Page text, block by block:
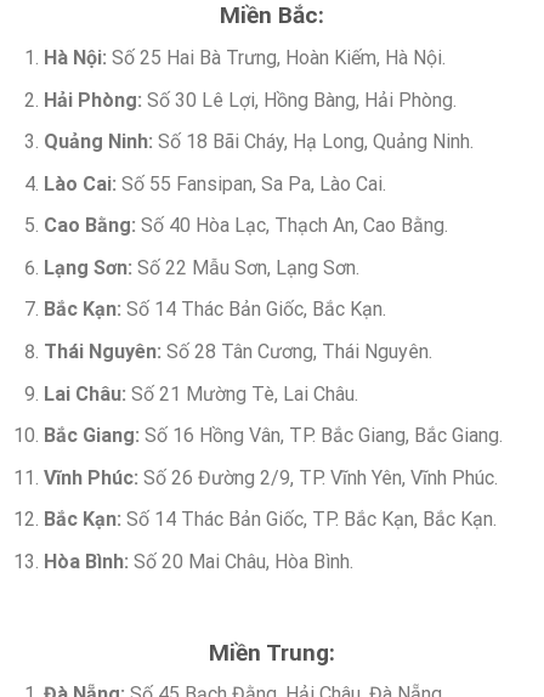
Miền Bắc:
Hà Nội: Số 25 Hai Bà Trưng, Hoàn Kiếm, Hà Nội.
Hải Phòng: Số 30 Lê Lợi, Hồng Bàng, Hải Phòng.
Quảng Ninh: Số 18 Bãi Cháy, Hạ Long, Quảng Ninh.
Lào Cai: Số 55 Fansipan, Sa Pa, Lào Cai.
Cao Bằng: Số 40 Hòa Lạc, Thạch An, Cao Bằng.
Lạng Sơn: Số 22 Mẫu Sơn, Lạng Sơn.
Bắc Kạn: Số 14 Thác Bản Giốc, Bắc Kạn.
Thái Nguyên: Số 28 Tân Cương, Thái Nguyên.
Lai Châu: Số 21 Mường Tè, Lai Châu.
Bắc Giang: Số 16 Hồng Vân, TP. Bắc Giang, Bắc Giang.
Vĩnh Phúc: Số 26 Đường 2/9, TP. Vĩnh Yên, Vĩnh Phúc.
Bắc Kạn: Số 14 Thác Bản Giốc, TP. Bắc Kạn, Bắc Kạn.
Hòa Bình: Số 20 Mai Châu, Hòa Bình.
Miền Trung: